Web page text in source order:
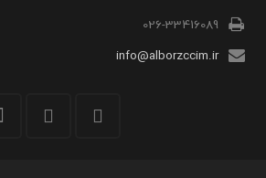
026-33416089
info@alborzccim.ir